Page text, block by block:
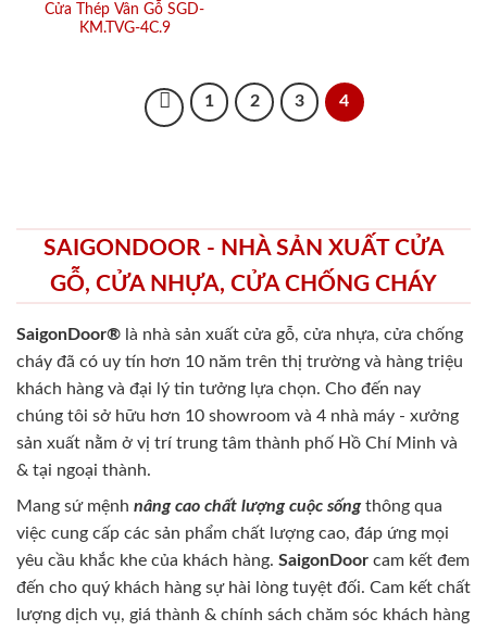
Cửa Thép Vân Gỗ SGD-
KM.TVG-4C.9
1 2 3 4
SAIGONDOOR - NHÀ SẢN XUẤT CỬA
GỖ, CỬA NHỰA, CỬA CHỐNG CHÁY
SaigonDoor® là nhà sản xuất cửa gỗ, cửa nhựa, cửa chống
cháy đã có uy tín hơn 10 năm trên thị trường và hàng triệu
khách hàng và đại lý tin tưởng lựa chọn. Cho đến nay
chúng tôi sở hữu hơn 10 showroom và 4 nhà máy - xưởng
sản xuất nằm ở vị trí trung tâm thành phố Hồ Chí Minh và
& tại ngoại thành.
Mang sứ mệnh nâng cao chất lượng cuộc sốngthông qua
việc cung cấp các sản phẩm chất lượng cao, đáp ứng mọi
yêu cầu khắc khe của khách hàng. SaigonDoor cam kết đem
đến cho quý khách hàng sự hài lòng tuyệt đối. Cam kết chất
lượng dịch vụ, giá thành & chính sách chăm sóc khách hàng